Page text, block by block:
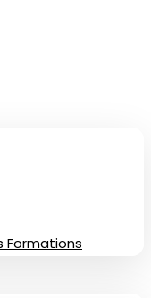
Formations